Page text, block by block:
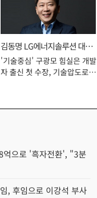
김동명 LG에너지솔루션 대표
이사 사장
'기술중심' 구광모 힘실은 개발
자 출신 첫 수장, 기술압도로
억으로 '흑자전환', "3분
, 후임으로 이강석 부사